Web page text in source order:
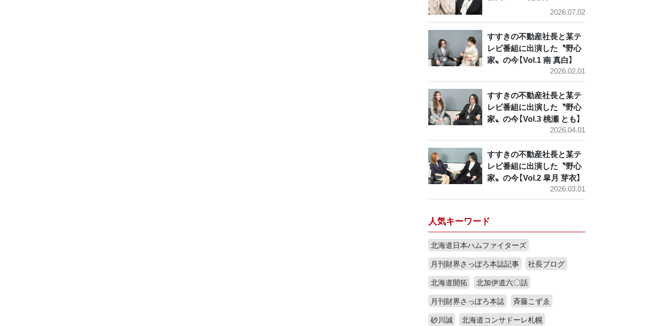
2026.07.02
すすきの不動産社長と某テ
レビ番組に出演した〝野心
家〟の今【Vol.1 南 真白】
2026.02.01
すすきの不動産社長と某テ
レビ番組に出演した〝野心
家〟の今【Vol.3 桃瀬 とも】
2026.04.01
すすきの不動産社長と某テ
レビ番組に出演した〝野心
家〟の今【Vol.2 皐月 芽衣】
2026.03.01
人気キーワード
北海道日本ハムファイターズ
月刊財界さっぽろ本誌記事
社長ブログ
北海道開拓
北加伊道六〇話
月刊財界さっぽろ本誌
斉藤こずゑ
砂川誠
北海道コンサドーレ札幌